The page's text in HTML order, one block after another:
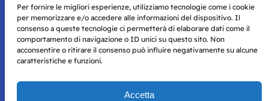
Per fornire le migliori esperienze, utilizziamo tecnologie come i cookie
per memorizzare e/o accedere alle informazioni del dispositivo. Il
consenso a queste tecnologie ci permetterà di elaborare dati come il
comportamento di navigazione o ID unici su questo sito. Non
acconsentire o ritirare il consenso può influire negativamente su alcune
caratteristiche e funzioni.
Accetta
Storie di Napoli è una testata registrata presso il tribunale di